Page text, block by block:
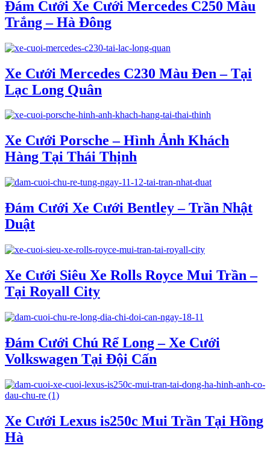
Đám Cưới Xe Cưới Mercedes C250 Màu
Trắng – Hà Đông
Xe Cưới Mercedes C230 Màu Đen – Tại
Lạc Long Quân
Xe Cưới Porsche – Hình Ảnh Khách
Hàng Tại Thái Thịnh
Đám Cưới Xe Cưới Bentley – Trần Nhật
Duật
Xe Cưới Siêu Xe Rolls Royce Mui Trần –
Tại Royall City
Đám Cưới Chú Rể Long – Xe Cưới
Volkswagen Tại Đội Cấn
Xe Cưới Lexus is250c Mui Trần Tại Hồng
Hà